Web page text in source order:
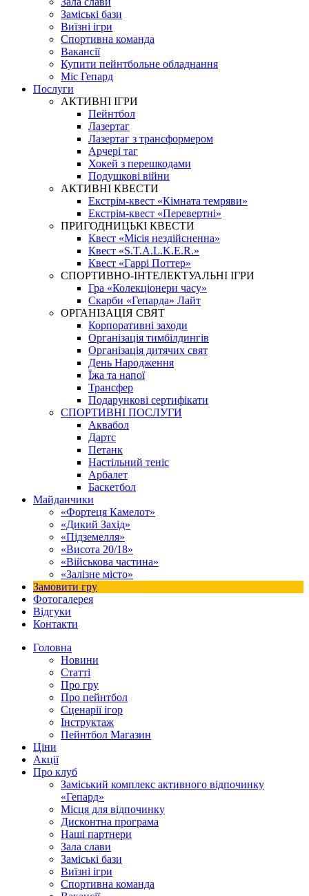
Заміські бази
Виїзні ігри
Спортивна команда
Вакансії
Купити пейнтбольне обладнання
Міс Гепард
Послуги
АКТИВНІ ІГРИ
Пейнтбол
Лазертаг
Лазертаг з трансформером
Арчері таг
Хокей з перешкодами
Подушкові війни
АКТИВНІ КВЕСТИ
Екстрім-квест «Кімната темряви»
Екстрім-квест «Перевертні»
ПРИГОДНИЦЬКІ КВЕСТИ
Квест «Місія нездійсненна»
Квест «S.T.A.L.K.E.R.»
Квест «Гаррі Поттер»
СПОРТИВНО-ІНТЕЛЕКТУАЛЬНІ ІГРИ
Гра «Колекціонери часу»
Скарби «Гепарда» Лайт
ОРГАНІЗАЦІЯ СВЯТ
Корпоративні заходи
Організація тимбілдингів
Організація дитячих свят
День Народження
Їжа та напої
Трансфер
Подарункові сертифікати
СПОРТИВНІ ПОСЛУГИ
Аквабол
Дартс
Петанк
Настільний теніс
Арбалет
Баскетбол
Майданчики
«Фортеця Камелот»
«Дикий Захід»
«Підземелля»
«Висота 20/18»
«Військова частина»
«Залізне місто»
Замовити гру
Фотогалерея
Відгуки
Контакти
Головна
Новини
Статті
Про гру
Про пейнтбол
Сценарії ігор
Інструктаж
Пейнтбол Магазин
Ціни
Акції
Про клуб
Заміський комплекс активного відпочинку
«Гепард»
Місця для відпочинку
Дисконтна програма
Наші партнери
Зала слави
Заміські бази
Виїзні ігри
Спортивна команда